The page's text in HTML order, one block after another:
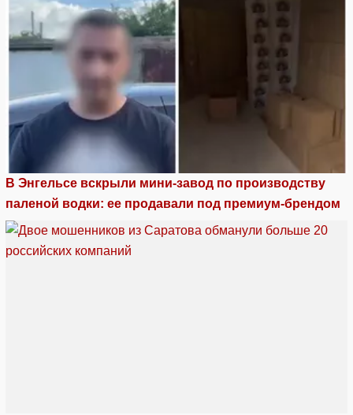
В Энгельсе вскрыли мини-завод по производству
паленой водки: ее продавали под премиум-брендом